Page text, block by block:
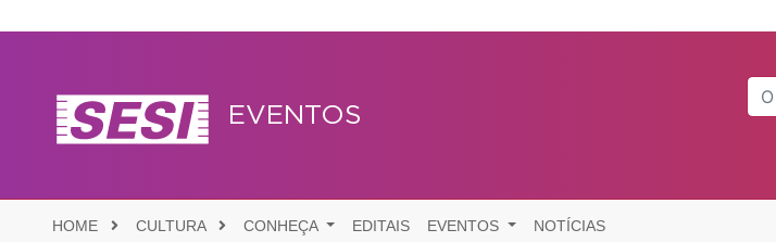
EVENTOS
HOME CULTURA CONHEÇA EDITAIS EVENTOS NOTÍCIAS